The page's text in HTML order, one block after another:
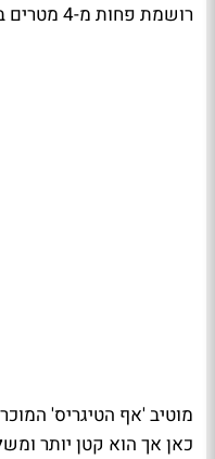
רושמת פחות מ-4 מטרים בסעיף האורך.
מוטיב 'אף הטיגריס'
כאן אך הוא קטן יותר